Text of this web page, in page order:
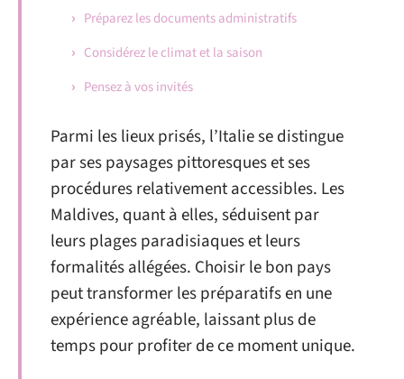
Préparez les documents administratifs
Considérez le climat et la saison
Pensez à vos invités
Parmi les lieux prisés, l’Italie se distingue
par ses paysages pittoresques et ses
procédures relativement accessibles. Les
Maldives, quant à elles, séduisent par
leurs plages paradisiaques et leurs
formalités allégées. Choisir le bon pays
peut transformer les préparatifs en une
expérience agréable, laissant plus de
temps pour profiter de ce moment unique.